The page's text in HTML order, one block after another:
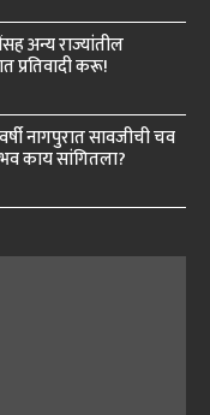
अन्य राज्यांतील
प्रतिवादी करू!
नागपुरात सावजीची चव
काय सांगितला?